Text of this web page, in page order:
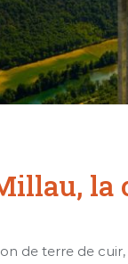
de terre de
randonnées sur